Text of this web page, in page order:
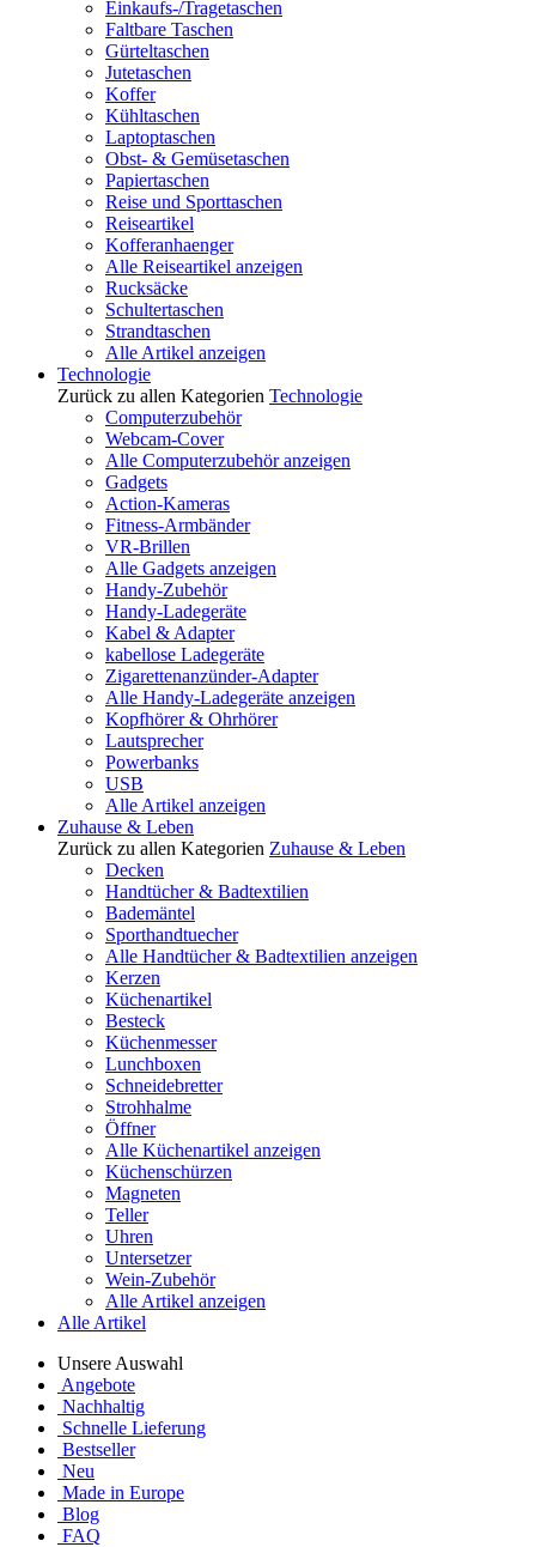
Einkaufs-/Tragetaschen
Faltbare Taschen
Gürteltaschen
Jutetaschen
Koffer
Kühltaschen
Laptoptaschen
Obst- & Gemüsetaschen
Papiertaschen
Reise und Sporttaschen
Reiseartikel
Kofferanhaenger
Alle Reiseartikel anzeigen
Rucksäcke
Schultertaschen
Strandtaschen
Alle Artikel anzeigen
Technologie
Zurück zu allen Kategorien Technologie
Computerzubehör
Webcam-Cover
Alle Computerzubehör anzeigen
Gadgets
Action-Kameras
Fitness-Armbänder
VR-Brillen
Alle Gadgets anzeigen
Handy-Zubehör
Handy-Ladegeräte
Kabel & Adapter
kabellose Ladegeräte
Zigarettenanzünder-Adapter
Alle Handy-Ladegeräte anzeigen
Kopfhörer & Ohrhörer
Lautsprecher
Powerbanks
USB
Alle Artikel anzeigen
Zuhause & Leben
Zurück zu allen Kategorien Zuhause & Leben
Decken
Handtücher & Badtextilien
Bademäntel
Sporthandtuecher
Alle Handtücher & Badtextilien anzeigen
Kerzen
Küchenartikel
Besteck
Küchenmesser
Lunchboxen
Schneidebretter
Strohhalme
Öffner
Alle Küchenartikel anzeigen
Küchenschürzen
Magneten
Teller
Uhren
Untersetzer
Wein-Zubehör
Alle Artikel anzeigen
Alle Artikel
Unsere Auswahl
Angebote
Nachhaltig
Schnelle Lieferung
Bestseller
Neu
Made in Europe
Blog
FAQ